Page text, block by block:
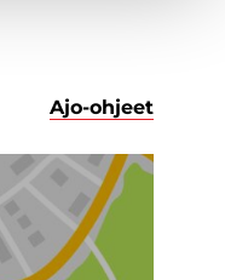
Ajo-ohjeet